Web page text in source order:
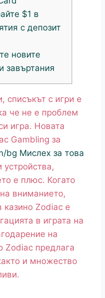
$1 в
с депозит
новите
завъртания
списъкът с игри е
че не е проблем
игра. Новата
Gambling за
bg Мислех за това
е плюс. Когато
вниманието,
казино Zodiac е
в играта на
на
Zodiac предлага
и множество